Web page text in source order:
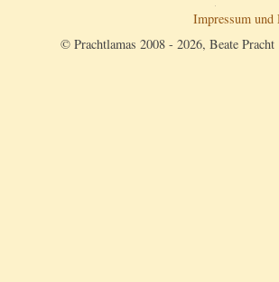
Impressum und
© Prachtlamas 2008 - 2026, Beate Pracht